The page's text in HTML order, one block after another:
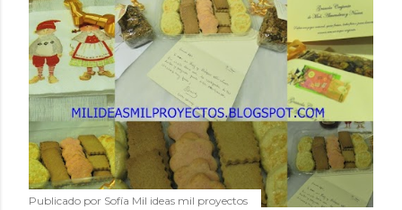
Publicado por Sofía Mil ideas mil proyectos